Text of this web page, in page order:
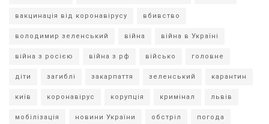
вакцинація від коронавірусу вбивство
володимир зеленський війна війна в Україні
війна з росією війна з рф військо головне
діти загиблі закарпаття зеленський карантин
київ коронавірус корупція кримінал львів
мобілізація новини України обстріл погода